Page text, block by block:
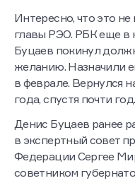
Интересно, что это не
главы РЭО. РБК еще в
Буцаев покинул
желанию. Назначили
в феврале. Вернулся
года, спустя почти год.
Денис Буцаев ранее
в экспертный совет
Федерации Сергее
советником